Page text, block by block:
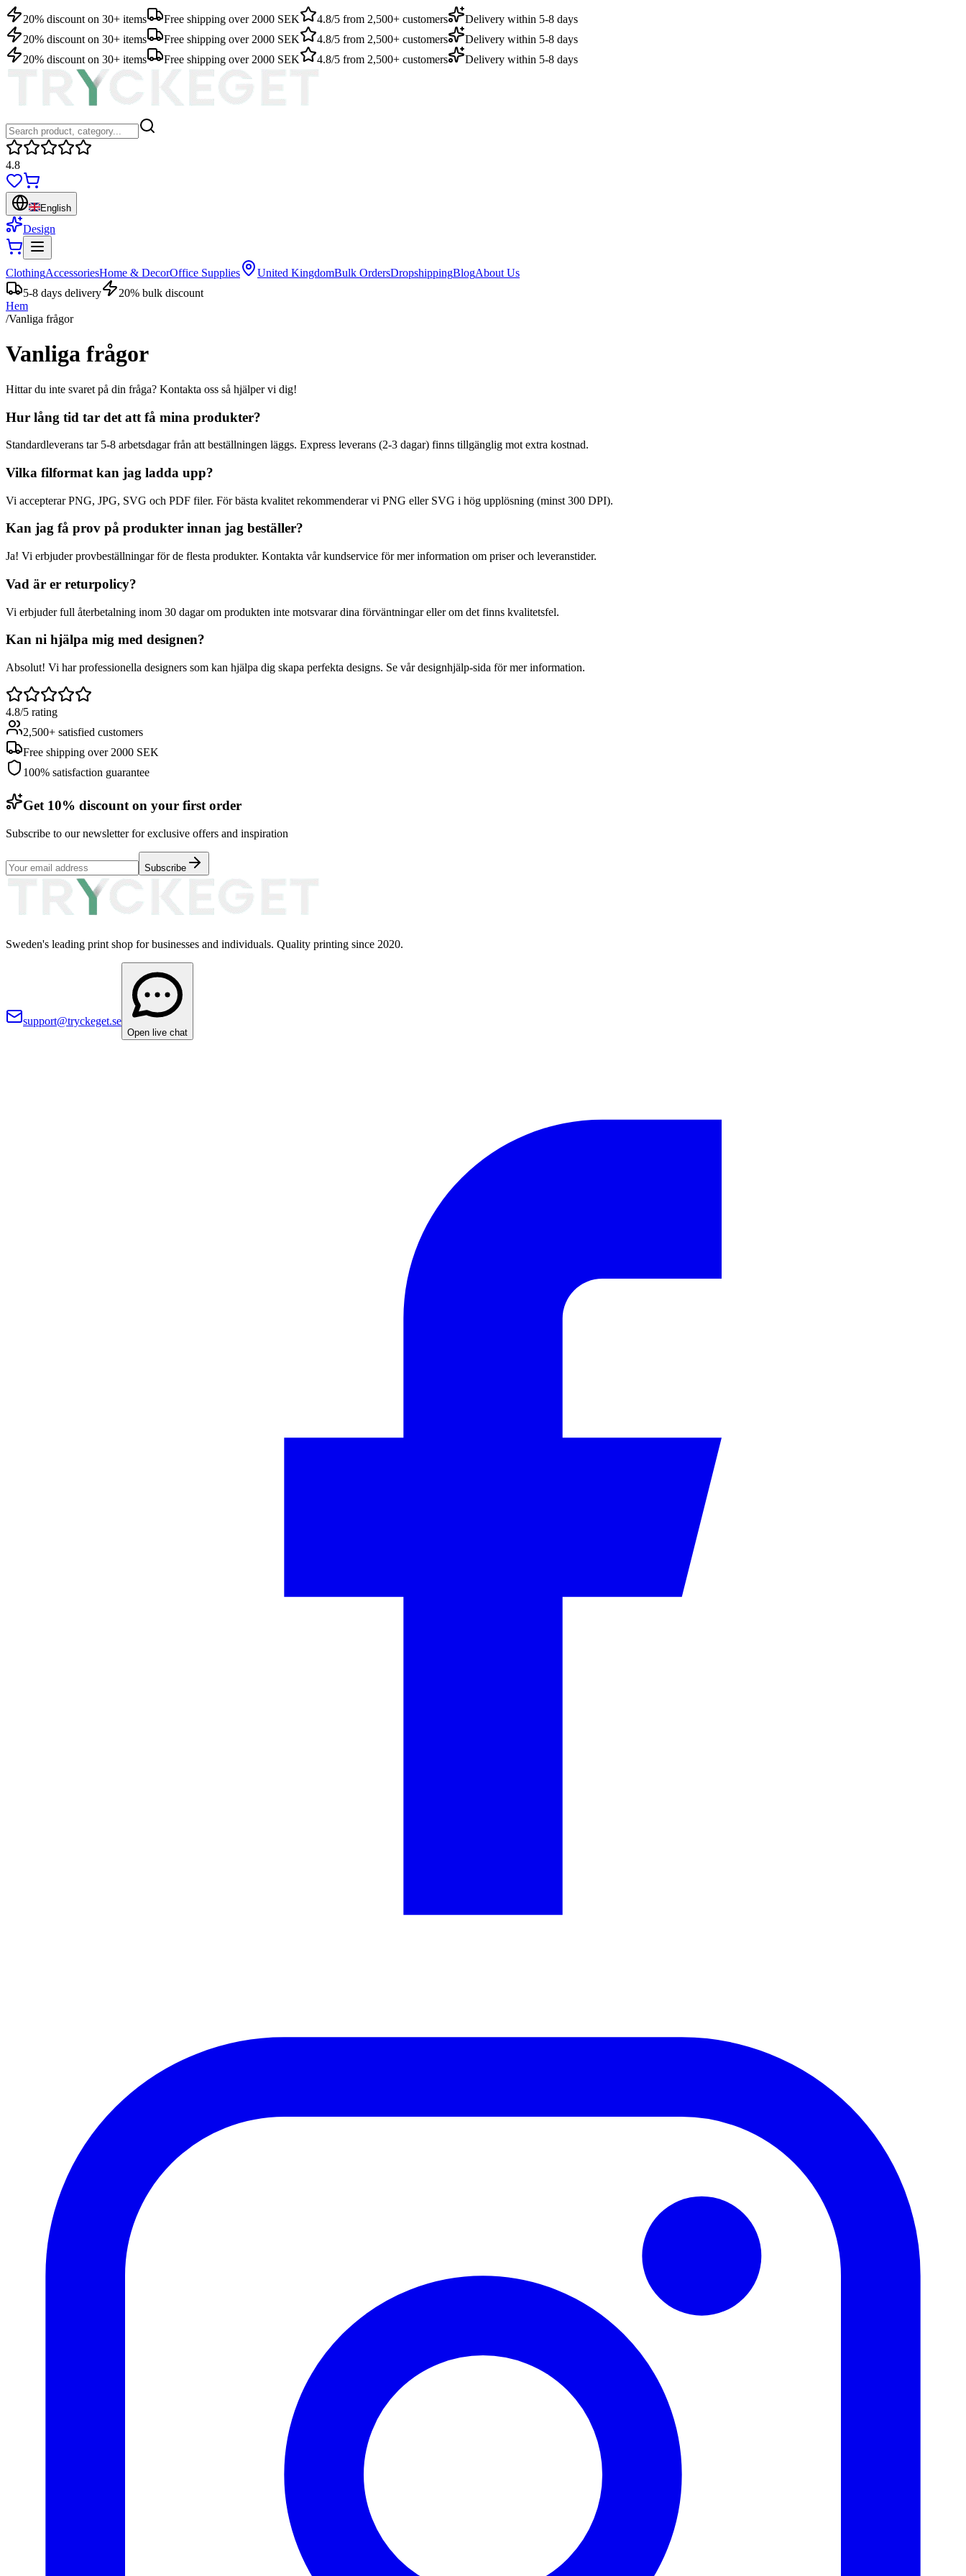
20% discount on 30+ items Free shipping over 2000 SEK 4.8/5 from 2,500+ customers
Delivery within 5-8 days
20% discount on 30+ items
Free shipping over 2000 SEK 4.8/5 from 2,500+ customers
Delivery within 5-8 days
20% discount on 30+ items
Free shipping over 2000 SEK 4.8/5 from 2,500+ customers Delivery within 5-8 days
4.8
English
Design
ClothingAccessoriesHome & DecorOffice Supplies United KingdomBulk OrdersDropshippingBlogAbout Us
5-8 days delivery
20% bulk discount
Hem
/Vanliga frågor
Vanliga frågor
Hittar du inte svaret på din fråga? Kontakta oss så hjälper vi dig!
Hur lång tid tar det att få mina produkter?
Standardleverans tar 5-8 arbetsdagar från att beställningen läggs. Express leverans (2-3 dagar) finns tillgänglig mot extra kostnad.
Vilka filformat kan jag ladda upp?
Vi accepterar PNG, JPG, SVG och PDF filer. För bästa kvalitet rekommenderar vi PNG eller SVG i hög upplösning (minst 300 DPI).
Kan jag få prov på produkter innan jag beställer?
Ja! Vi erbjuder provbeställningar för de flesta produkter. Kontakta vår kundservice för mer information om priser och leveranstider.
Vad är er returpolicy?
Vi erbjuder full återbetalning inom 30 dagar om produkten inte motsvarar dina förväntningar eller om det finns kvalitetsfel.
Kan ni hjälpa mig med designen?
Absolut! Vi har professionella designers som kan hjälpa dig skapa perfekta designs. Se vår designhjälp-sida för mer information.
4.8/5 rating
2,500+ satisfied customers
Free shipping over 2000 SEK
100% satisfaction guarantee
Get 10% discount on your first order
Subscribe to our newsletter for exclusive offers and inspiration
Subscribe
Sweden's leading print shop for businesses and individuals. Quality printing since 2020.
support@tryckeget.se
Open live chat